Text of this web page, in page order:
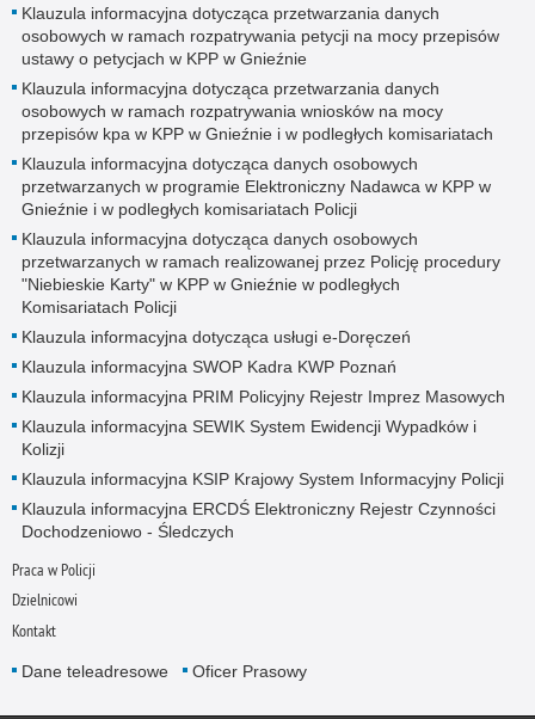
Klauzula informacyjna dotycząca przetwarzania danych
osobowych w ramach rozpatrywania petycji na mocy przepisów
ustawy o petycjach w KPP w Gnieźnie
Klauzula informacyjna dotycząca przetwarzania danych
osobowych w ramach rozpatrywania wniosków na mocy
przepisów kpa w KPP w Gnieźnie i w podległych komisariatach
Klauzula informacyjna dotycząca danych osobowych
przetwarzanych w programie Elektroniczny Nadawca w KPP w
Gnieźnie i w podległych komisariatach Policji
Klauzula informacyjna dotycząca danych osobowych
przetwarzanych w ramach realizowanej przez Policję procedury
"Niebieskie Karty" w KPP w Gnieźnie w podległych
Komisariatach Policji
Klauzula informacyjna dotycząca usługi e-Doręczeń
Klauzula informacyjna SWOP Kadra KWP Poznań
Klauzula informacyjna PRIM Policyjny Rejestr Imprez Masowych
Klauzula informacyjna SEWIK System Ewidencji Wypadków i
Kolizji
Klauzula informacyjna KSIP Krajowy System Informacyjny Policji
Klauzula informacyjna ERCDŚ Elektroniczny Rejestr Czynności
Dochodzeniowo - Śledczych
Praca w Policji
Dzielnicowi
Kontakt
Dane teleadresowe Oficer Prasowy